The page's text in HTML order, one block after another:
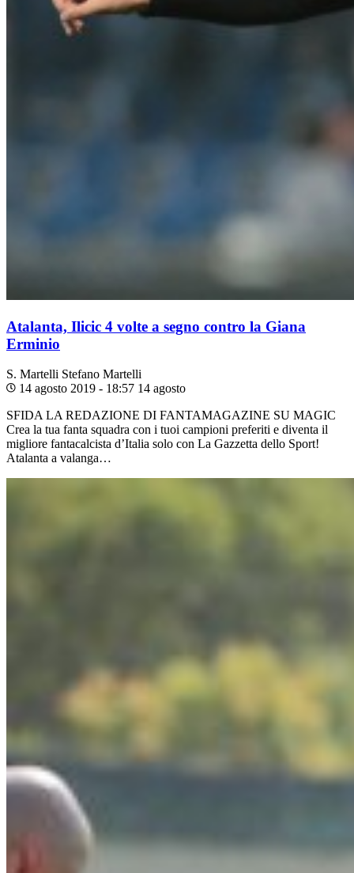
Atalanta, Ilicic 4 volte a segno contro la Giana
Erminio
S. Martelli Stefano Martelli
14 agosto 2019 - 18:57 14 agosto
SFIDA LA REDAZIONE DI FANTAMAGAZINE SU MAGIC
Crea la tua fanta squadra con i tuoi campioni preferiti e diventa il
migliore fantacalcista d’Italia solo con La Gazzetta dello Sport!
Atalanta a valanga…